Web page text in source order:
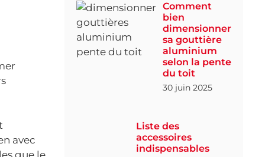
avec
que le
Comment
bien
dimensionner
sa gouttière
aluminium
selon la pente
du toit
30 juin 2025
Liste des
accessoires
indispensables